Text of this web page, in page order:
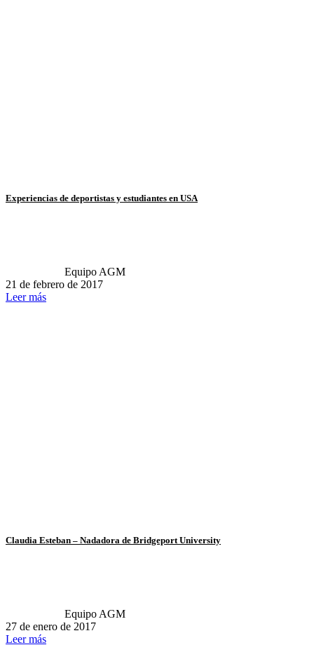
Experiencias de deportistas y estudiantes en USA
Equipo AGM
21 de febrero de 2017
Leer más
Claudia Esteban – Nadadora de Bridgeport University
Equipo AGM
27 de enero de 2017
Leer más